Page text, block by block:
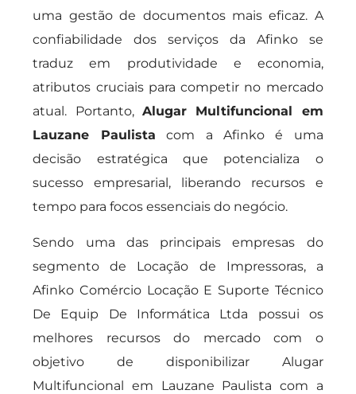
uma gestão de documentos mais eficaz. A
confiabilidade dos serviços da Afinko se
traduz em produtividade e economia,
atributos cruciais para competir no mercado
atual. Portanto, Alugar Multifuncional em
Lauzane Paulista com a Afinko é uma
decisão estratégica que potencializa o
sucesso empresarial, liberando recursos e
tempo para focos essenciais do negócio.
Sendo uma das principais empresas do
segmento de Locação de Impressoras, a
Afinko Comércio Locação E Suporte Técnico
De Equip De Informática Ltda possui os
melhores recursos do mercado com o
objetivo de disponibilizar Alugar
Multifuncional em Lauzane Paulista com a